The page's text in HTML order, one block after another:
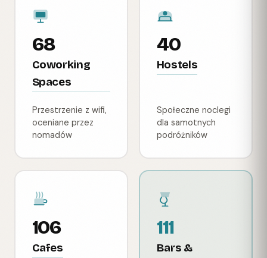
68
Coworking
Spaces
Przestrzenie z wifi,
oceniane przez
nomadów
40
Hostels
Społeczne noclegi
dla samotnych
podróżników
106
Cafes
111
Bars &